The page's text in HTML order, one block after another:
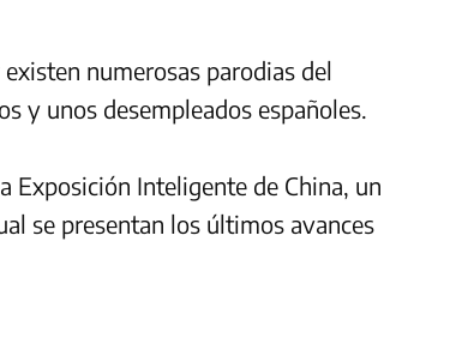
numerosas parodias del
y unos desempleados españoles.
Exposición Inteligente de China, un
se presentan los últimos avances